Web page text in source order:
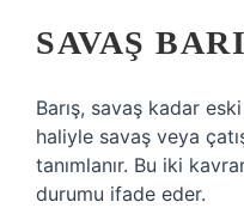
SAVAŞ
Barış, savaş kadar
haliyle savaş veya
tanımlanır. Bu iki
durumu ifade eder.